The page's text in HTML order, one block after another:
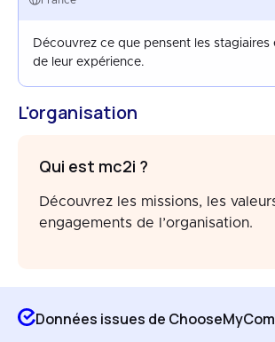
Découvrez ce que pensent les stagiaires
de leur expérience.
L'organisation
Qui est mc2i ?
Découvrez les missions, les
engagements de l’organisation.
Données issues de